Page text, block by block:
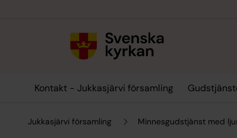
Kontakt - Jukkasjärvi församling
Jukkasjärvi församling Minnesgudstjänst med